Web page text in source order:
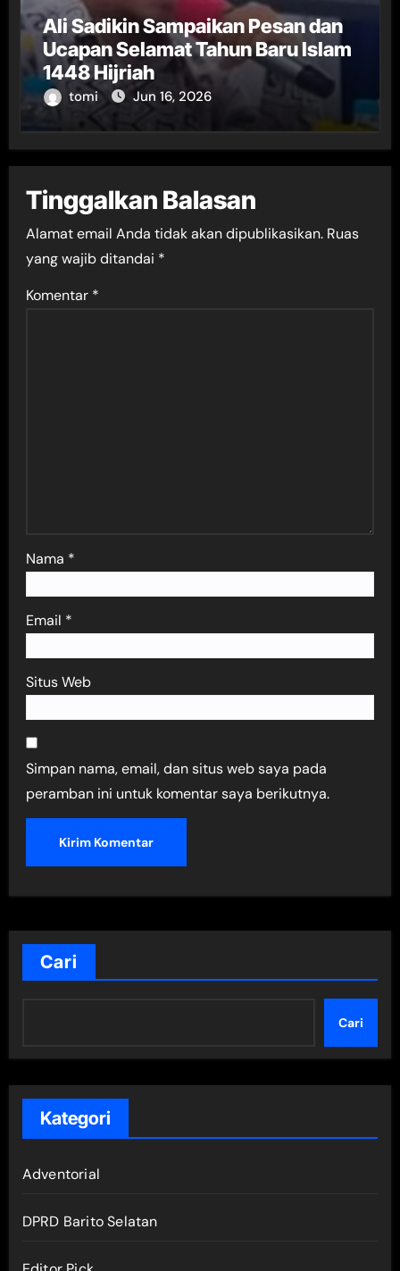
Ali Sadikin Sampaikan Pesan dan
Ucapan Selamat Tahun Baru Islam
1448 Hijriah
tomi Jun 16, 2026
Tinggalkan Balasan
Alamat email Anda tidak akan dipublikasikan. Ruas
yang wajib ditandai *
Komentar *
Nama *
Email *
Situs Web
Simpan nama, email, dan situs web saya pada
peramban ini untuk komentar saya berikutnya.
Cari
Cari
Kategori
Adventorial
DPRD Barito Selatan